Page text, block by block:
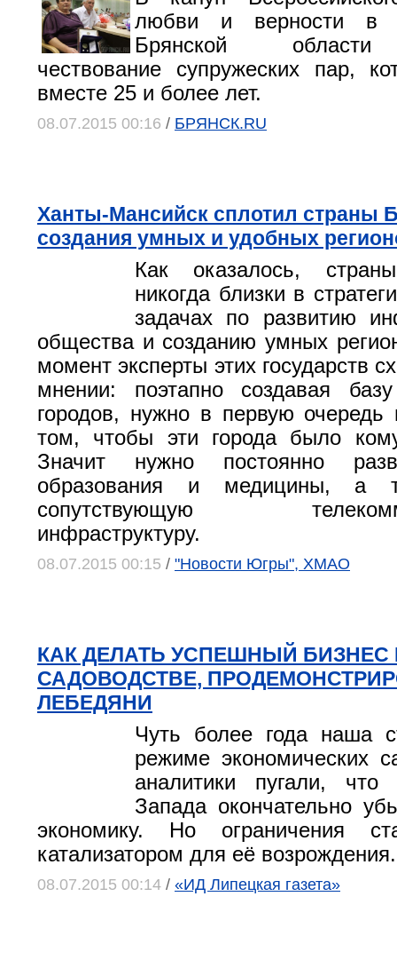
любви и верности в
Брянской области
чествование супружеских пар,
вместе 25 и более лет.
08.07.2015 00:16 / БРЯНСК.RU
Ханты-Мансийск сплотил страны
создания умных и удобных
Как оказалось,
никогда близки в
задачах по развитию
общества и созданию умных
момент эксперты этих государств
мнении: поэтапно создавая
городов, нужно в первую очередь
том, чтобы эти города было
Значит нужно постоянно
образования и медицины, а
сопутствующую
инфраструктуру.
08.07.2015 00:15 / "Новости Югры", ХМАО
КАК ДЕЛАТЬ УСПЕШНЫЙ БИЗНЕС
САДОВОДСТВЕ,
ЛЕБЕДЯНИ
Чуть более года наша
режиме экономических
аналитики пугали,
Запада окончательно
экономику. Но ограничения
катализатором для её возрождения.
08.07.2015 00:14 / «ИД Липецкая газета»